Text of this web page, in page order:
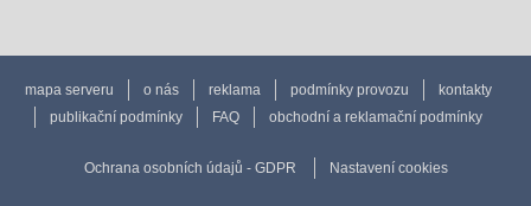
mapa serveru o nás reklama podmínky provozu
kontakty
publikační podmínky
FAQ obchodní a reklamační podmínky
Ochrana osobních údajů - GDPR Nastavení cookies